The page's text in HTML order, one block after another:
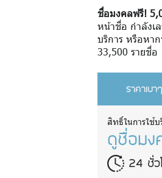
ชื่อมงคลฟรี!
หน้าชื่อ กำลังเ
บริการ หรือหา
33,500 รายชื่อ
ราคาเบ
สิทธิ์ในการใช้บ
ดูชื่อมง
24 ชั่ว